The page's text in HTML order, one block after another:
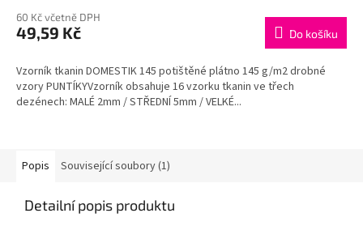
M
A
60 Kč včetně DPH
49,59 Kč Do košíku
Vzorník tkanin DOMESTIK 145 potištěné plátno 145 g/m2 drobné
vzory PUNTÍKYVzorník obsahuje 16 vzorku tkanin ve třech
dezénech: MALÉ 2mm / STŘEDNÍ 5mm / VELKÉ...
Popis Související soubory (1)
Detailní popis produktu